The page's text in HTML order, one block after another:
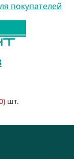
покупателей
шт.